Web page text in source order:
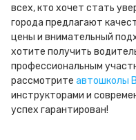
всех, кто хочет стать
города предлагают
цены и внимательный
хотите получить
профессиональным
рассмотрите автошколы
инструкторами и
успех гарантирован!